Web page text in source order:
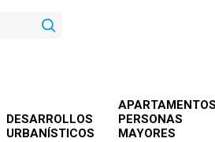
DESARROLLOS
URBANÍSTICOS
APARTAMENTOS
PERSONAS
MAYORES